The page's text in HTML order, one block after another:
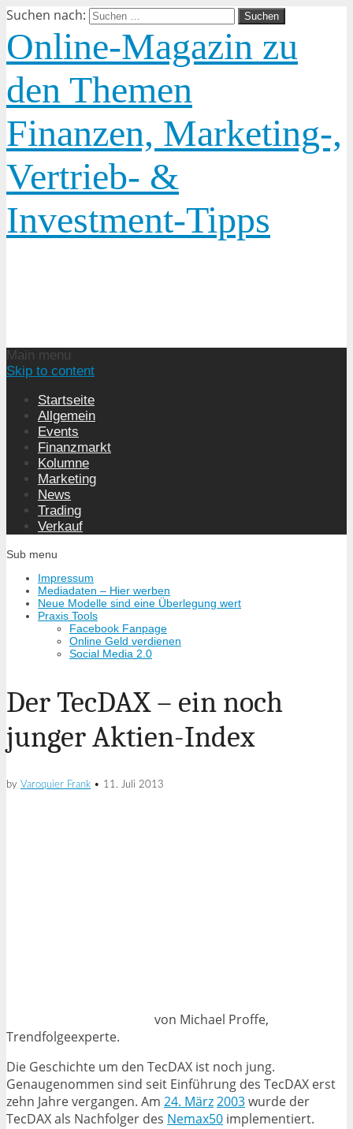
Suchen nach:
Online-Magazin zu
den Themen
Finanzen, Marketing-,
Vertrieb- &
Investment-Tipps
Main menu
Skip to content
Startseite
Allgemein
Events
Finanzmarkt
Kolumne
Marketing
News
Trading
Verkauf
Sub menu
Impressum
Mediadaten – Hier werben
Neue Modelle sind eine Überlegung wert
Praxis Tools
Facebook Fanpage
Online Geld verdienen
Social Media 2.0
Der TecDAX – ein noch
junger Aktien-Index
by Varoquier Frank • 11. Juli 2013
von Michael Proffe,
Trendfolgeexperte.
Die Geschichte um den TecDAX ist noch jung.
Genaugenommen sind seit Einführung des TecDAX erst
zehn Jahre vergangen. Am 24. März2003wurde der
TecDAX als Nachfolger des Nemax50 implementiert.